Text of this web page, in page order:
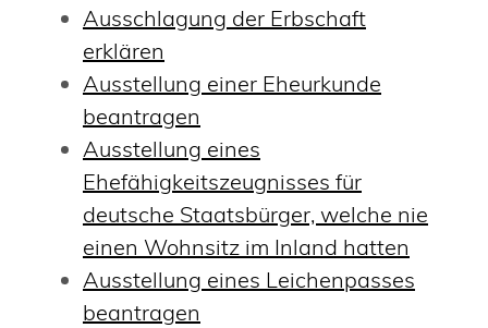
Ausschlagung der Erbschaft
erklären
Ausstellung einer Eheurkunde
beantragen
Ausstellung eines
Ehefähigkeitszeugnisses für
deutsche Staatsbürger, welche nie
einen Wohnsitz im Inland hatten
Ausstellung eines Leichenpasses
beantragen